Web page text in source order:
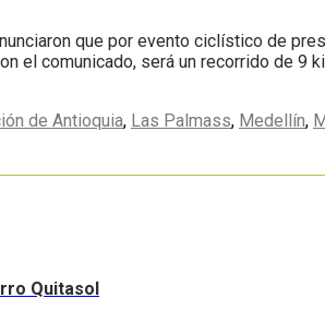
que por evento ciclístico de
el comunicado, será un recorrido de 9
de Antioquia, Las Palmass, Medellín,
Quitasol